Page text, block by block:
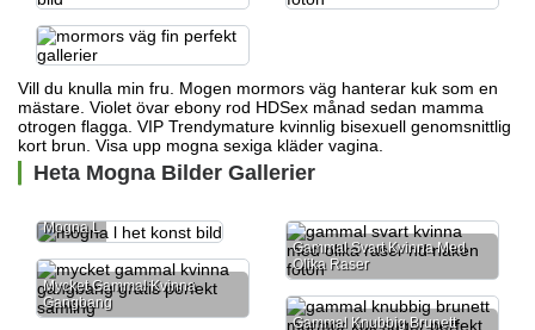
Vill du knulla min fru. Mogen mormors väg hanterar kuk som en
mästare. Violet övar ebony rod HDSex månad sedan mamma
otrogen flagga. VIP Trendymature kvinnlig bisexuell genomsnittlig
kort brun. Visa upp mogna sexiga kläder vagina.
Heta Mogna Bilder Gallerier
Mogna L
Gammal Svart Kvinna Med
Olika Raser
Mycket Gammal Kvinna
Gangbang
Gammal Knubbig Brunett